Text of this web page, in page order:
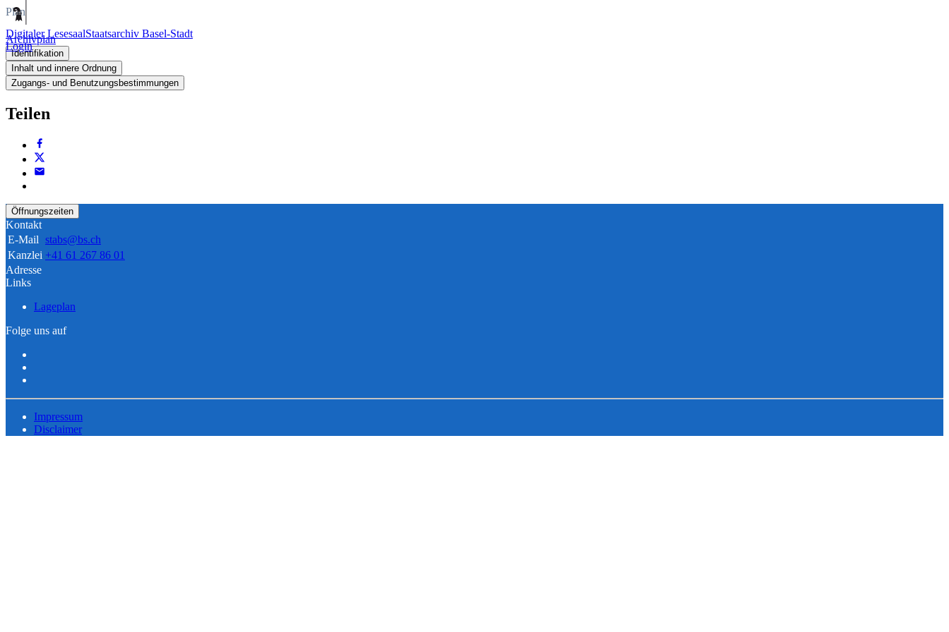
Digitaler LesesaalStaatsarchiv Basel-Stadt
Login
Plan
Archivplan
Identifikation
Inhalt und innere Ordnung
Zugangs- und Benutzungsbestimmungen
Teilen
Öffnungszeiten
Kontakt
E-Mail stabs@bs.ch
Kanzlei +41 61 267 86 01
Adresse
Links
Lageplan
Folge uns auf
Impressum
Disclaimer